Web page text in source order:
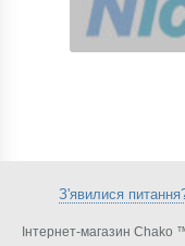
З'явилися
Інтернет-магазин Chako